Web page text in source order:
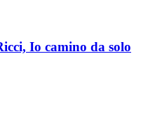
Io camino da solo